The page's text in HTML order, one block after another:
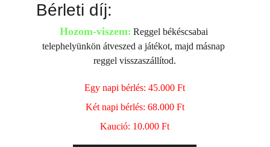
Bérleti díj:
Hozom-viszem: Reggel békéscsabai
telephelyünkön átveszed a játékot, majd másnap
reggel visszaszállítod.
Egy napi bérlés: 45.000 Ft
Két napi bérlés: 68.000 Ft
Kaució: 10.000 Ft